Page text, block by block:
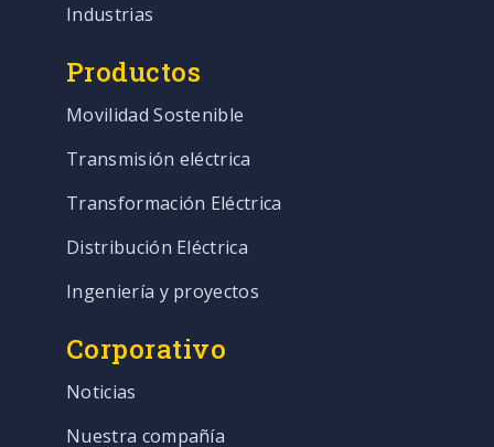
Industrias
Productos
Movilidad Sostenible
Transmisión eléctrica
Transformación Eléctrica
Distribución Eléctrica
Ingeniería y proyectos
Corporativo
Noticias
Nuestra compañía